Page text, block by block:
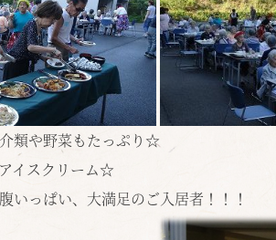
類や野菜もたっぷり☆
イスクリーム☆
いっぱい、大満足のご入居者！！！